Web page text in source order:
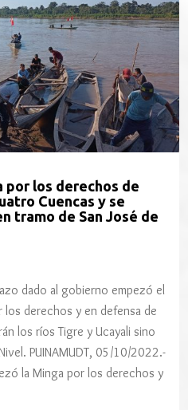
por los derechos de
Cuencas y se
tramo de San José de
dado al gobierno empezó el
los derechos y en defensa de
los ríos Tigre y Ucayali sino
PUINAMUDT, 05/10/2022.-
la Minga por los derechos y